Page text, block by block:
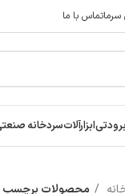
سرماتماس با ما
ابزارآلاتسردخانه
محصولات برچسب